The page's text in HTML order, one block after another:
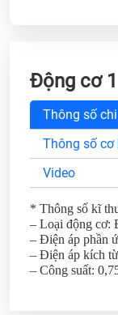
Động cơ
Thông số
Thông số cơ
Video
* Thông số kĩ
– Loại động cơ:
– Điện áp phần
– Điện áp kích
– Công suất: